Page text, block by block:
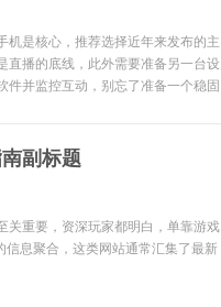
机是核心，推荐选择近年来发布的主
直播的底线，此外需要准备另一台设
件并监控互动，别忘了准备一个稳固
副标题
关重要，资深玩家都明白，单靠游戏
信息聚合，这类网站通常汇集了最新